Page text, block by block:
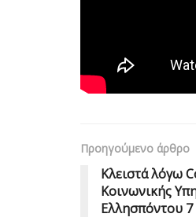
Προηγούμενο άρθρο
Κλειστά λόγω
Κοινωνικής
Ελλησπόντου 7